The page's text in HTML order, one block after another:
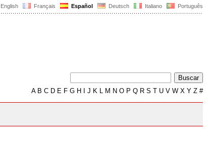
English Français Español Deutsch Italiano Português
AB C D E F G H J K L M N O P Q R S T U V W X Y Z #